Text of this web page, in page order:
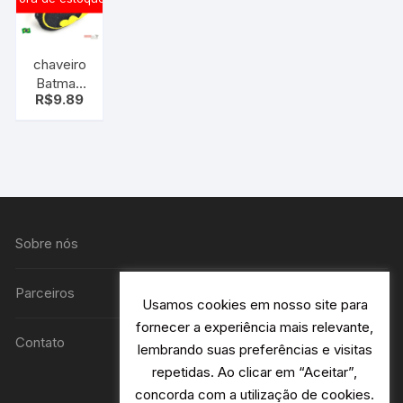
chaveiro
Batman
pelúcia
R$9.89
Sobre nós
Parceiros
Contato
Usamos cookies em nosso site para
fornecer a experiência mais relevante,
lembrando suas preferências e visitas
repetidas. Ao clicar em “Aceitar”,
concorda com a utilização de cookies.